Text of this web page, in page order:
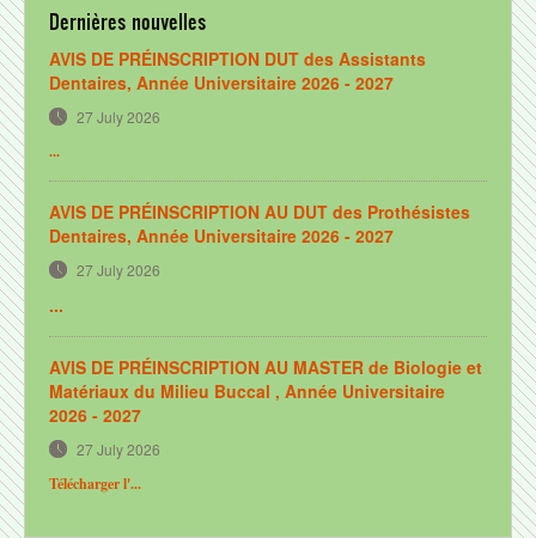
FORMATIONS
Doctorat en médecine dentaire
DUT des prothésistes dentaires
Formation continue
Formations CU et DU
Formation de courte durée
Dernières nouvelles
AVIS DE PRÉINSCRIPTION DUT des Assistants
Dentaires, Année Universitaire 2026 - 2027
27 July 2026
...
AVIS DE PRÉINSCRIPTION AU DUT des Prothésistes
Dentaires, Année Universitaire 2026 - 2027
27 July 2026
...
AVIS DE PRÉINSCRIPTION AU MASTER de Biologie et
Matériaux du Milieu Buccal , Année Universitaire
2026 - 2027
27 July 2026
Télécharger l'...